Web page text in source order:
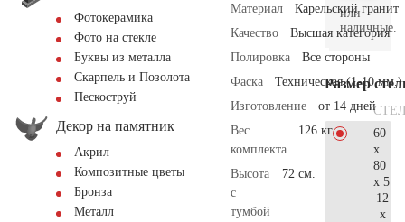
Фотокерамика
Фото на стекле
Буквы из металла
Скарпель и Позолота
Пескоструй
Декор на памятник
Акрил
Композитные цветы
Бронза
Металл
Материал
Карельский гранит
Качество
Высшая категория
Полировка
Все стороны
Фаска
Техническая (1-10 мм.)
Изготовление
от 14 дней
Вес
комплекта
126 кг.
Высота
с
тумбой
72 см.
или
наличные.
Размер
60
x
80
x 5
12
x